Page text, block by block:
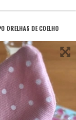
ORELHAS DE COELHO